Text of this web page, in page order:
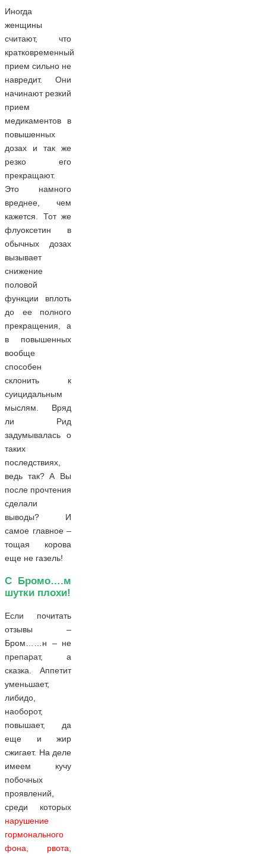
Иногда
женщины
считают, что
кратковременный
прием сильно не
навредит. Они
начинают резкий
прием
медикаментов в
повышенных
дозах и так же
резко его
прекращают.
Это намного
вреднее, чем
кажется. Тот же
флуоксетин в
обычных дозах
вызывает
снижение
половой
функции вплоть
до ее полного
прекращения, а
в повышенных
вообще
способен
склонить к
суицидальным
мыслям. Вряд
ли Рид
задумывалась о
таких
последствиях,
ведь так? А Вы
после прочтения
сделали
выводы? И
самое главное –
тощая корова
еще не газель!
С Бромо….м
шутки плохи!
Если почитать
отзывы –
Бром……н – не
препарат, а
сказка. Аппетит
уменьшает,
либидо,
наоборот,
повышает, да
еще и жир
сжигает. На деле
имеем кучу
побочных
проявлений,
среди которых
нарушение
гормонального
фона, рвота,